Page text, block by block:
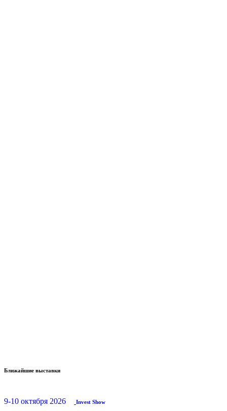
Ближайшие выставки
9-10 октября 2026 Invest Show